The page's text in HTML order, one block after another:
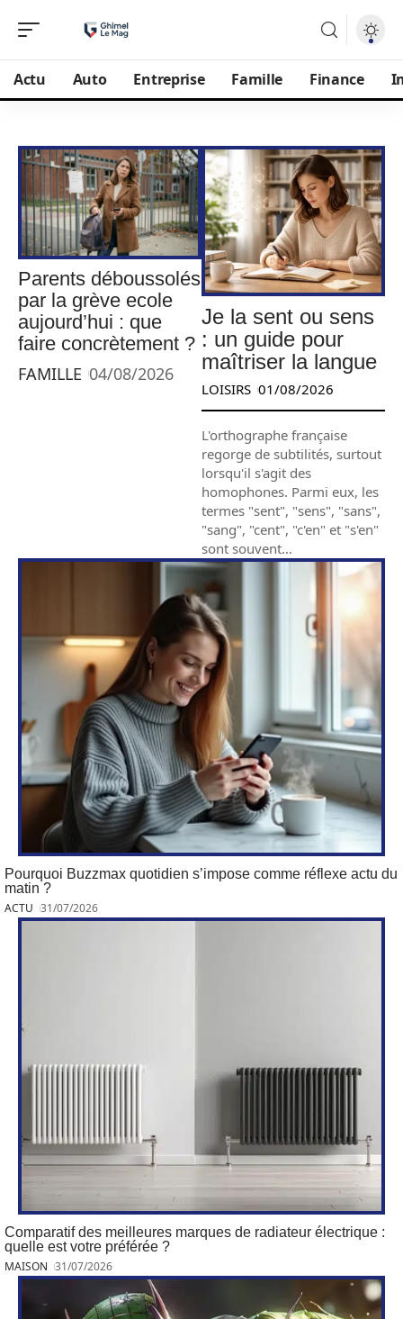
Actu Auto Entreprise Famille Finance
Parents déboussolés
par la grève ecole
aujourd’hui : que
faire concrètement ?
FAMILLE 04/08/2026
Je la sent ou sens
: un guide pour
maîtriser la langue
LOISIRS 01/08/2026
L'orthographe française
regorge de subtilités, surtout
lorsqu'il s'agit des
homophones. Parmi eux, les
termes "sent", "sens", "sans",
"sang", "cent", "c'en" et "s'en"
sont souvent…
Pourquoi Buzzmax quotidien s’impose comme réflexe actu du
matin ?
ACTU 31/07/2026
Comparatif des meilleures marques de radiateur électrique :
quelle est votre préférée ?
MAISON 31/07/2026